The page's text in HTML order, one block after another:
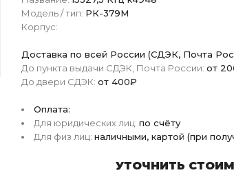
Модель / тип: РК-379М
Корпус:
Доставка по всей России (СДЭК, Почта
До пункта выдачи СДЭК, Почта России: от
До двери СДЭК: от 400₽
Оплата:
Для юридических лиц: по счёту
Для физ лиц: наличными, картой (при
УТОЧНИТЬ